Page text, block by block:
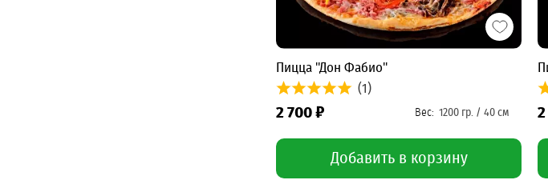
Пицца "Дон Фабио"
(1)
2 700 ₽
Добавить в корзину